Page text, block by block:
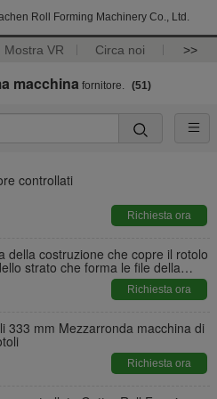
Roll Forming Machinery Co., Ltd.
Mostra VR Circa noi >>
macchina fornitore. (51)
controllati
Richiesta ora
della costruzione che copre il rotolo
strato che forma le file della
Richiesta ora
333 mm Mezzarronda macchina di
Richiesta ora